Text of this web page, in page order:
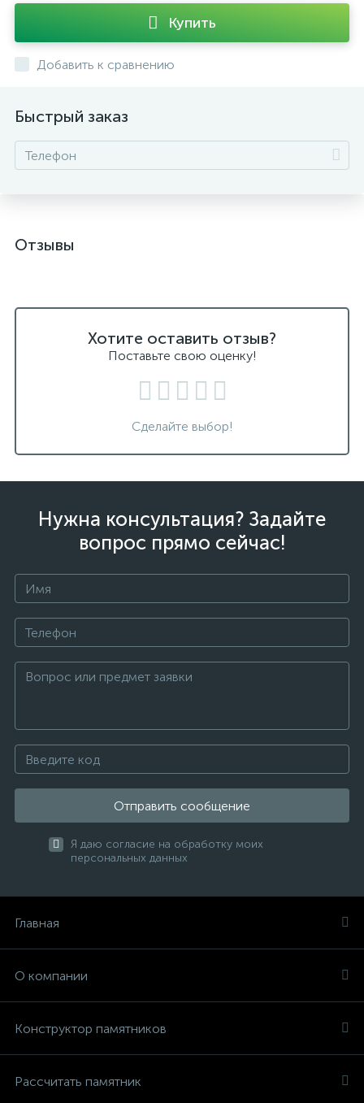
Купить
Добавить к сравнению
Быстрый заказ
Отзывы
Хотите оставить отзыв?
Поставьте свою оценку!
Сделайте выбор!
Нужна консультация? Задайте
вопрос прямо сейчас!
Отправить сообщение
Я даю согласие на обработку моих
персональных данных
Главная
О компании
Конструктор памятников
Рассчитать памятник